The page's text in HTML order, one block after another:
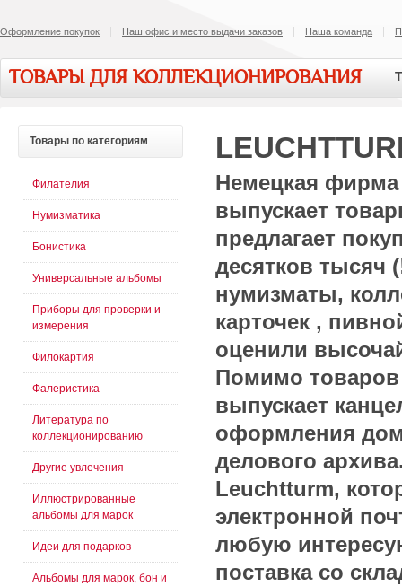
Оформление покупок Наш офис и место выдачи заказов Наша команда
ТОВАРЫ ДЛЯ КОЛЛЕКЦИОНИРОВАНИЯ
Немецкая
выпускает
предлагает
десятков тысяч
нумизматы,
карточек ,
оценили
Помимо
выпускает
оформления
делового
Leuchtturm,
электронной
любую
поставка со
Товары по категориям
Филателия
Нумизматика
Бонистика
Универсальные альбомы
Приборы для проверки и
измерения
Филокартия
Фалеристика
Литература по
коллекционированию
Другие увлечения
Иллюстрированные
альбомы для марок
Идеи для подарков
Альбомы для марок, бон и